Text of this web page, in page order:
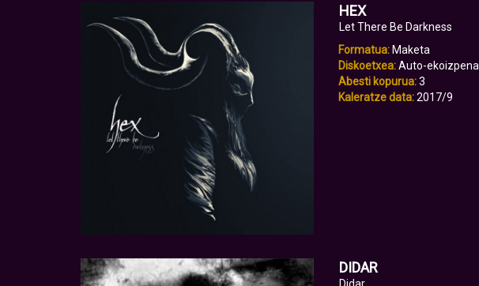
HEX
Let There Be Darkness
Formatua: Maketa
Diskoetxea:Auto-ekoizpena
Abesti kopurua:3
Kaleratze data:2017/9
DIDAR